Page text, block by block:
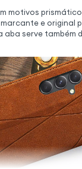
motivos
e original
serve também